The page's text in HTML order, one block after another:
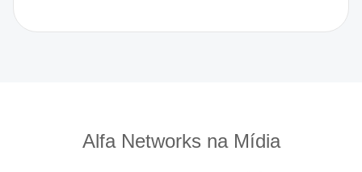
Alfa Networks na Mídia